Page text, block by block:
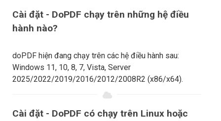
Cài đặt - DoPDF chạy trên những hệ điều
hành nào?
doPDF hiện đang chạy trên các hệ điều hành sau:
Windows 11, 10, 8, 7, Vista, Server
2025/2022/2019/2016/2012/2008R2 (x86/x64).
Cài đặt - DoPDF có chạy trên Linux hoặc